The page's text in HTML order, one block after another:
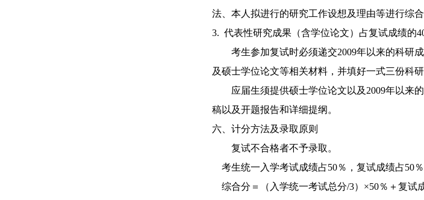
法、本人拟进行的研究工作设想及理由等进行综合
3. 代表性研究成果（含学位论文）占复试成绩的
考生参加复试时必须递交2009年以来的科研
及硕士学位论文等相关材料，并填好一式三份科
应届生须提供硕士学位论文以及 2009年以来
稿以及开题报告和详细提纲。
六、计分方法及录取原则
复试不合格者不予录取。
考生统一入学考试成绩占50％，复试成绩占50
综合分＝（入学统一考试总分/3）×50％＋复试